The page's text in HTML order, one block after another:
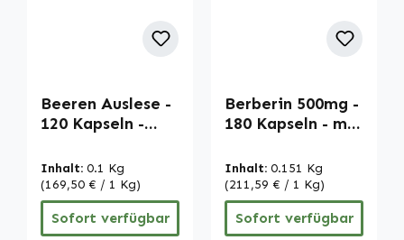
Beeren Auslese -
120 Kapseln -
vegan | Warnke
Vitalstoffe
Inhalt: 0.1 Kg
(169,50 € / 1 Kg)
Sofort verfügbar
Berberin 500mg -
180 Kapseln - mit
Warnke
Vitalstoffe
Inhalt: 0.151 Kg
(211,59 € / 1 Kg)
Sofort verfügbar